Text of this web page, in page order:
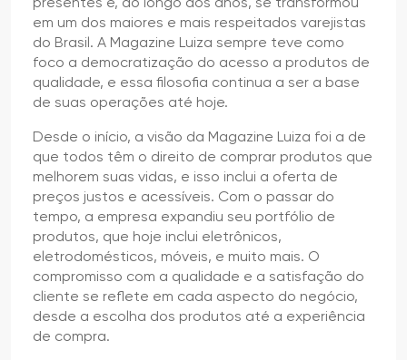
em um dos maiores e mais respeitados varejistas
do Brasil. A Magazine Luiza sempre teve como
foco a democratização do acesso a produtos de
qualidade, e essa filosofia continua a ser a base
de suas operações até hoje.
Desde o início, a visão da Magazine Luiza foi a de
que todos têm o direito de comprar produtos que
melhorem suas vidas, e isso inclui a oferta de
preços justos e acessíveis. Com o passar do
tempo, a empresa expandiu seu portfólio de
produtos, que hoje inclui eletrônicos,
eletrodomésticos, móveis, e muito mais. O
compromisso com a qualidade e a satisfação do
cliente se reflete em cada aspecto do negócio,
desde a escolha dos produtos até a experiência
de compra.